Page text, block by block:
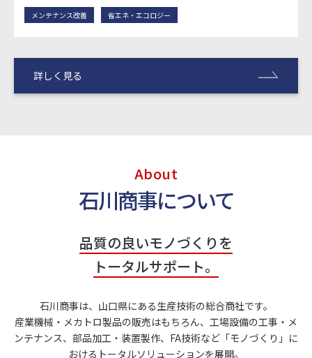
メンテナンス改善 省エネ・エコロジー
詳しく見る
About
石川商事について
品質の良いモノづくりを
トータルサポート。
石川商事は、⼭⼝県にある生産技術の総合商社です。
産業機械・メカトロ製品の販売はもちろん、⼯場設備の工事・メ
ンテナンス、部品加工・装置製作、FA技術など「モノづくり」に
おけるトータルソリューションを展開。